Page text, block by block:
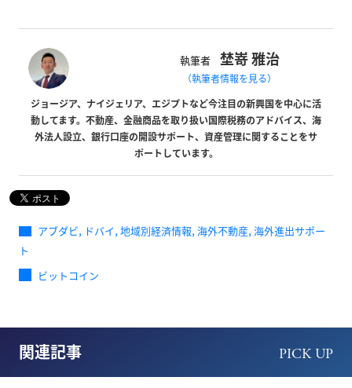
執筆者 埜嵜 雅治
（執筆者情報を見る）
ジョージア、ナイジェリア、エジプトなど今注目の新興国を中心に活
動してます。不動産、金融商品を取り扱い国際税務のアドバイス、海
外法人設立、銀行口座の開設サポート、資産管理に関することをサ
ポートしています。
アブダビ, ドバイ, 地域別経済情報, 海外不動産, 海外進出サポー
ト
ビットコイン
関連記事 PICK UP